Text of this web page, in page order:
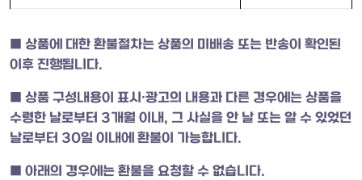
■ 상품에 대한 환불절차는 상품의 미배송 또는 반송이 확인된
이후 진행됩니다.
■ 상품 구성내용이 표시·광고의 내용과 다른 경우에는 상품을
수령한 날로부터 3개월 이내, 그 사실을 안 날 또는 알 수 있었던
날로부터 30일 이내에 환불이 가능합니다.
■ 아래의 경우에는 환불을 요청할 수 없습니다.